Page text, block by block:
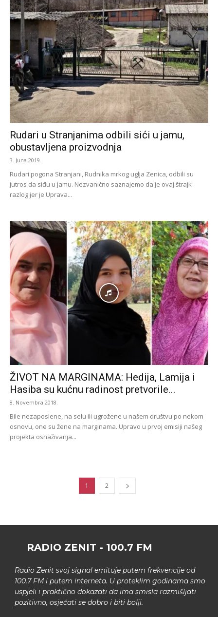
Rudari u Stranjanima odbili sići u jamu,
obustavljena proizvodnja
3. Juna 2019.
Rudari pogona Stranjani, Rudnika mrkog uglja Zenica, odbili su
jutros da siđu u jamu. Nezvanično saznajemo da je ovaj štrajk
razlog jer je Uprava...
ŽIVOT NA MARGINAMA: Hedija, Lamija i
Hasiba su kućnu radinost pretvorile...
8. Novembra 2018.
Bile nezaposlene, na selu ili ugrožene u našem društvu po nekom
osnovu, one su žene na marginama. Upravo u prvoj emisiji našeg
projekta osnaživanja...
1 2
RADIO ZENIT - 100.7 FM
Radio Zenit svoj signal emituje putem frekvencije od
100.7 FM i putem interneta. U proteklim godinama smo
uspjeli i praktično dokazati da ima smisla razmišljati
pozitivno, osjećati se dobro i biti bolji.